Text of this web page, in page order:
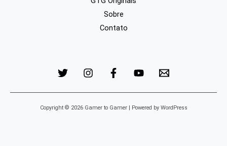
Sobre
Contato
Copyright © 2026 Gamer to Gamer | Powered by WordPress